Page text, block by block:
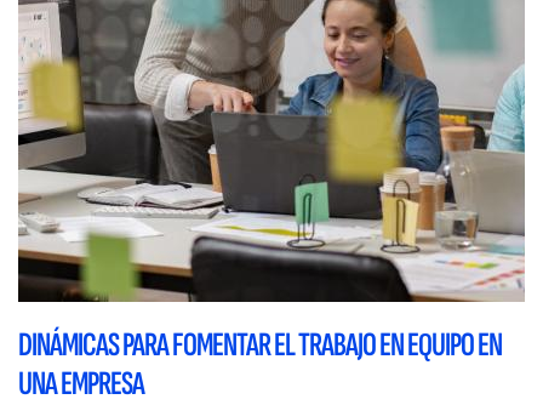
DINÁMICAS PARA FOMENTAR EL TRABAJO EN EQUIPO EN
UNA EMPRESA